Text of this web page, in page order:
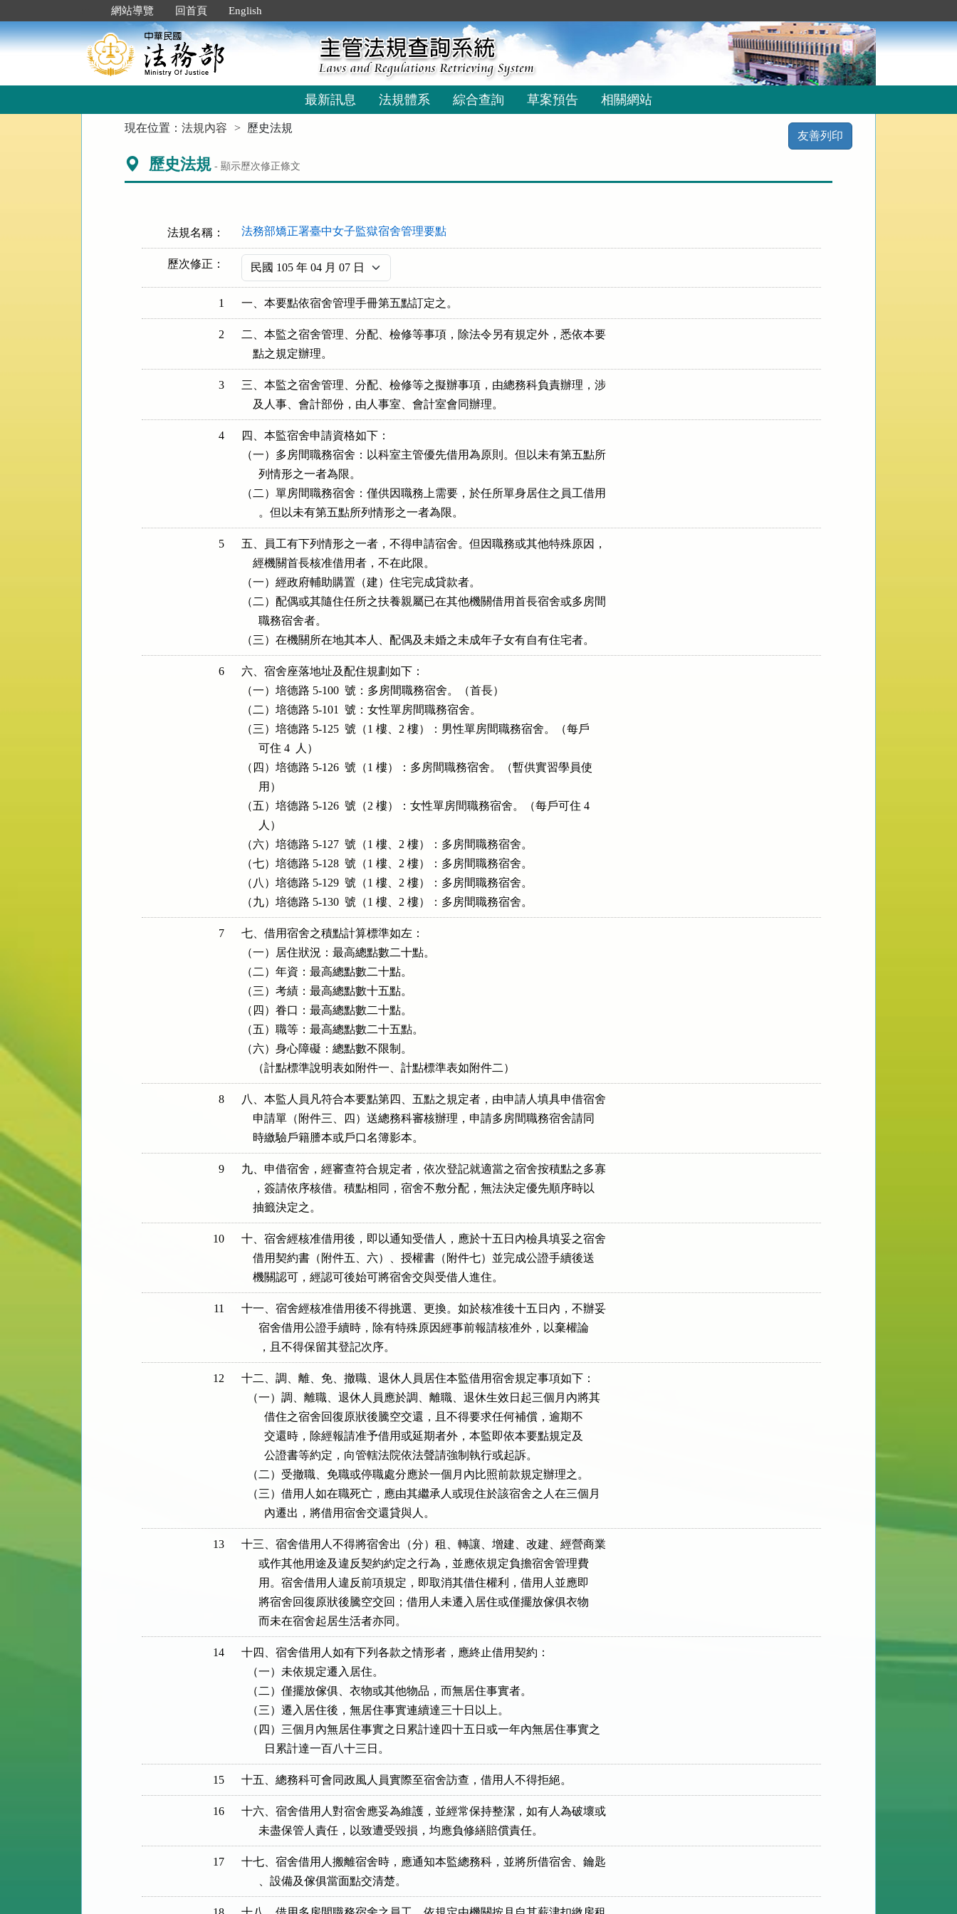
到
主
要
網站導覽 回首頁 English
最新訊息 法規體系 綜合查詢 草案預告 相關網站
現在位置：法規內容 歷史法規
友善列印
歷史法規 - 顯示歷次修正條文
法規名稱： 法務部矯正署臺中女子監獄宿舍管理要點
歷次修正：
1 一、本要點依宿舍管理手冊第五點訂定之。
2
二、本監之宿舍管理、分配、檢修等事項，除法令另有規定外，悉依本要
    點之規定辦理。
3
三、本監之宿舍管理、分配、檢修等之擬辦事項，由總務科負責辦理，涉
    及人事、會計部份，由人事室、會計室會同辦理。
4
四、本監宿舍申請資格如下：
（一）多房間職務宿舍：以科室主管優先借用為原則。但以未有第五點所
      列情形之一者為限。
（二）單房間職務宿舍：僅供因職務上需要，於任所單身居住之員工借用
      。但以未有第五點所列情形之一者為限。
5
五、員工有下列情形之一者，不得申請宿舍。但因職務或其他特殊原因，
    經機關首長核准借用者，不在此限。
（一）經政府輔助購置（建）住宅完成貸款者。
（二）配偶或其隨住任所之扶養親屬已在其他機關借用首長宿舍或多房間
      職務宿舍者。
（三）在機關所在地其本人、配偶及未婚之未成年子女有自有住宅者。
6
六、宿舍座落地址及配住規劃如下：
（一）培德路 5-100  號：多房間職務宿舍。（首長）
（二）培德路 5-101  號：女性單房間職務宿舍。
（三）培德路 5-125  號（1 樓、2 樓）：男性單房間職務宿舍。（每戶
      可住 4  人）
（四）培德路 5-126  號（1 樓）：多房間職務宿舍。（暫供實習學員使
      用）
（五）培德路 5-126  號（2 樓）：女性單房間職務宿舍。（每戶可住 4
      人）
（六）培德路 5-127  號（1 樓、2 樓）：多房間職務宿舍。
（七）培德路 5-128  號（1 樓、2 樓）：多房間職務宿舍。
（八）培德路 5-129  號（1 樓、2 樓）：多房間職務宿舍。
（九）培德路 5-130  號（1 樓、2 樓）：多房間職務宿舍。
7
七、借用宿舍之積點計算標準如左：
（一）居住狀況：最高總點數二十點。
（二）年資：最高總點數二十點。
（三）考績：最高總點數十五點。
（四）眷口：最高總點數二十點。
（五）職等：最高總點數二十五點。
（六）身心障礙：總點數不限制。
    （計點標準說明表如附件一、計點標準表如附件二）
8
八、本監人員凡符合本要點第四、五點之規定者，由申請人填具申借宿舍
    申請單（附件三、四）送總務科審核辦理，申請多房間職務宿舍請同
    時繳驗戶籍謄本或戶口名簿影本。
9
九、申借宿舍，經審查符合規定者，依次登記就適當之宿舍按積點之多寡
    ，簽請依序核借。積點相同，宿舍不敷分配，無法決定優先順序時以
    抽籤決定之。
10
十、宿舍經核准借用後，即以通知受借人，應於十五日內檢具填妥之宿舍
    借用契約書（附件五、六）、授權書（附件七）並完成公證手續後送
    機關認可，經認可後始可將宿舍交與受借人進住。
11
十一、宿舍經核准借用後不得挑選、更換。如於核准後十五日內，不辦妥
      宿舍借用公證手續時，除有特殊原因經事前報請核准外，以棄權論
      ，且不得保留其登記次序。
12
十二、調、離、免、撤職、退休人員居住本監借用宿舍規定事項如下：
  （一）調、離職、退休人員應於調、離職、退休生效日起三個月內將其
        借住之宿舍回復原狀後騰空交還，且不得要求任何補償，逾期不
        交還時，除經報請准予借用或延期者外，本監即依本要點規定及
        公證書等約定，向管轄法院依法聲請強制執行或起訴。
  （二）受撤職、免職或停職處分應於一個月內比照前款規定辦理之。
  （三）借用人如在職死亡，應由其繼承人或現住於該宿舍之人在三個月
        內遷出，將借用宿舍交還貸與人。
13
十三、宿舍借用人不得將宿舍出（分）租、轉讓、增建、改建、經營商業
      或作其他用途及違反契約約定之行為，並應依規定負擔宿舍管理費
      用。宿舍借用人違反前項規定，即取消其借住權利，借用人並應即
      將宿舍回復原狀後騰空交回；借用人未遷入居住或僅擺放傢俱衣物
      而未在宿舍起居生活者亦同。
14
十四、宿舍借用人如有下列各款之情形者，應終止借用契約：
  （一）未依規定遷入居住。
  （二）僅擺放傢俱、衣物或其他物品，而無居住事實者。
  （三）遷入居住後，無居住事實連續達三十日以上。
  （四）三個月內無居住事實之日累計達四十五日或一年內無居住事實之
        日累計達一百八十三日。
15 十五、總務科可會同政風人員實際至宿舍訪查，借用人不得拒絕。
16
十六、宿舍借用人對宿舍應妥為維護，並經常保持整潔，如有人為破壞或
      未盡保管人責任，以致遭受毀損，均應負修繕賠償責任。
17
十七、宿舍借用人搬離宿舍時，應通知本監總務科，並將所借宿舍、鑰匙
      、設備及傢俱當面點交清楚。